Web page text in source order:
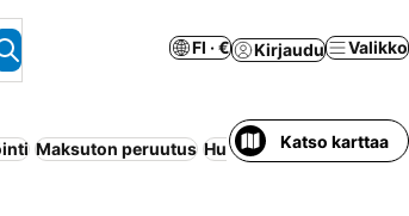
FI · € Kirjaudu Valikko
Maksuton peruutus Huoneisto palveluilla
Katso karttaa